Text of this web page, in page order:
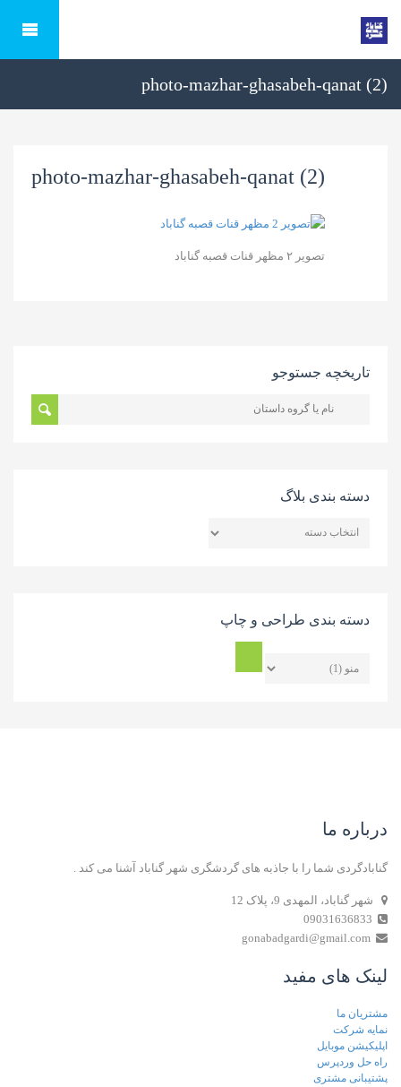
photo-mazhar-ghasabeh-qanat (2)
photo-mazhar-ghasabeh-qanat (2)
تصویر ۲ مظهر قنات قصبه گناباد
تاریخچه جستوجو
دسته بندی بلاگ
دسته بندی طراحی و چاپ
درباره ما
گنابادگردی شما را با جاذبه های گردشگری شهر گناباد آشنا می کند .
شهر گناباد، المهدی 9، پلاک 12
لینک های مفید
مشتریان ما
نمایه شرکت
اپلیکیشن موبایل
راه حل وردپرس
پشتیبانی مشتری